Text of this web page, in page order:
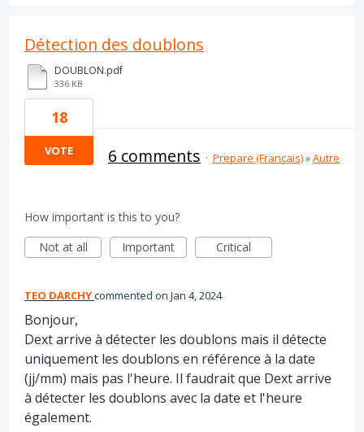
Détection des doublons
DOUBLON.pdf
336 KB
18
VOTE 6 comments · Prepare (Français)»Autre
How important is this to you?
Not at all
Important Critical
TEO DARCHYcommented Jan 4, 2024
Bonjour,
Dext arrive à détecter les doublons mais il détecte
uniquement les doublons en référence à la date
(jj/mm) mais pas l'heure. Il faudrait que Dext arrive
à détecter les doublons avec la date et l'heure
également.